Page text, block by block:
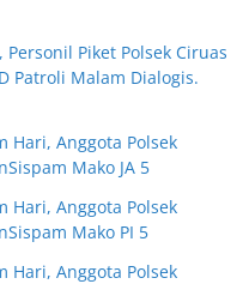
Piket Polsek Ciruas
Patroli Malam Dialogis.
Hari, Anggota Polsek
Mako JA 5
Hari, Anggota Polsek
Mako PI 5
Hari, Anggota Polsek